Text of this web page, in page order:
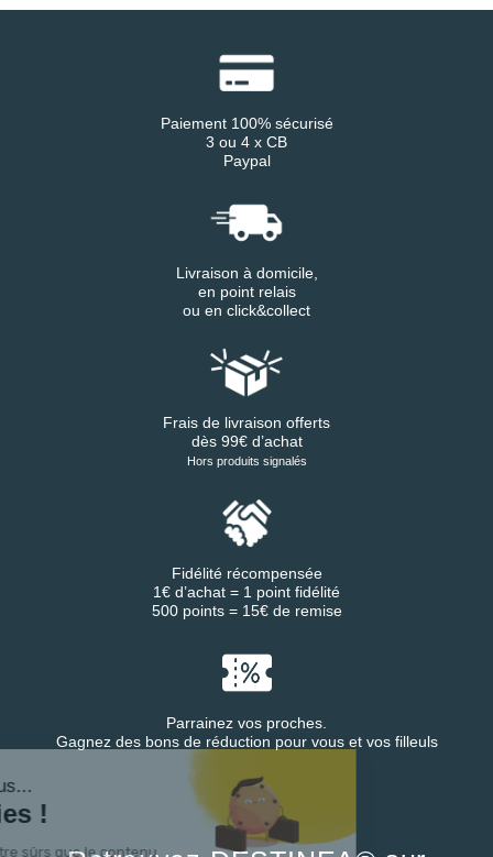
c'est nous...
!
d'être sûrs que le contenu
Paiement 100% sécurisé
3 ou 4 x CB
Paypal
Livraison à domicile,
en point relais
ou en click&collect
Frais de livraison offerts
dès 99€ d’achat
Hors produits signalés
Fidélité récompensée
1€ d’achat = 1 point fidélité
500 points = 15€ de remise
Parrainez vos proches.
Gagnez des bons de réduction pour vous et vos filleuls